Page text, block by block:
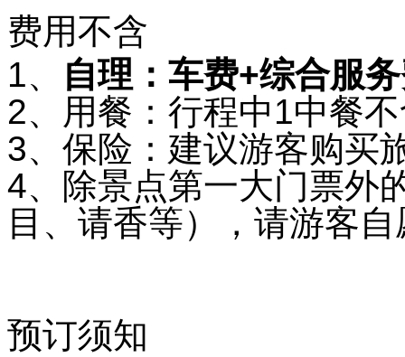
费用不含
1、
自理：车费+综合服
2、用餐：行程中1中餐
3、保险：建议游客购买
4、除景点第一大门票外
目、请香等），请游客
预订须知